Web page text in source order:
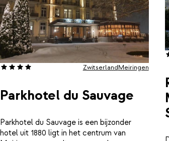
Parkhotel du Sauvage
ZwitserlandMeiringen
Parkhotel du Sauvage is een bijzonder
hotel uit 1880 ligt in het centrum van